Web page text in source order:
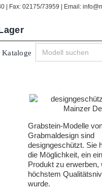
| Fax: 02175/73959 | Email:
Kataloge
Search
for:
Grabstein-Modelle
Grabmaldesign sind
designgeschützt. Sie
die Möglichkeit, ein
Produkt zu erwerben,
höchstem
wurde.